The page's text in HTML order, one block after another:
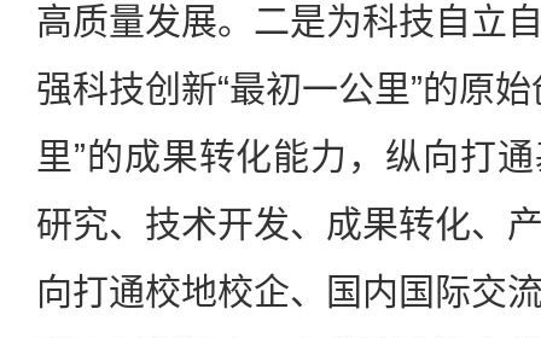
高质量发展。二是为科技自立
强科技创新“最初一公里”的原
里”的成果转化能力，纵向打
研究、技术开发、成果转化、
向打通校地校企、国内国际交